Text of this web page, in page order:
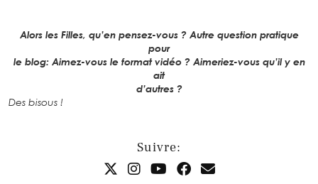
Alors les Filles, qu’en pensez-vous ? Autre question pratique
pour
le blog: Aimez-vous le format vidéo ? Aimeriez-vous qu’il y en
ait
d’autres ?
Des bisous !
Suivre: